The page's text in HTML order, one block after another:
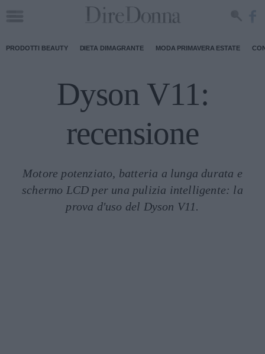
PRODOTTI BEAUTY DIETA DIMAGRANTE MODA PRIMAVERA ESTATE
Dyson V11:
recensione
Motore potenziato, batteria a lunga durata e
schermo LCD per una pulizia intelligente: la
prova d'uso del Dyson V11.